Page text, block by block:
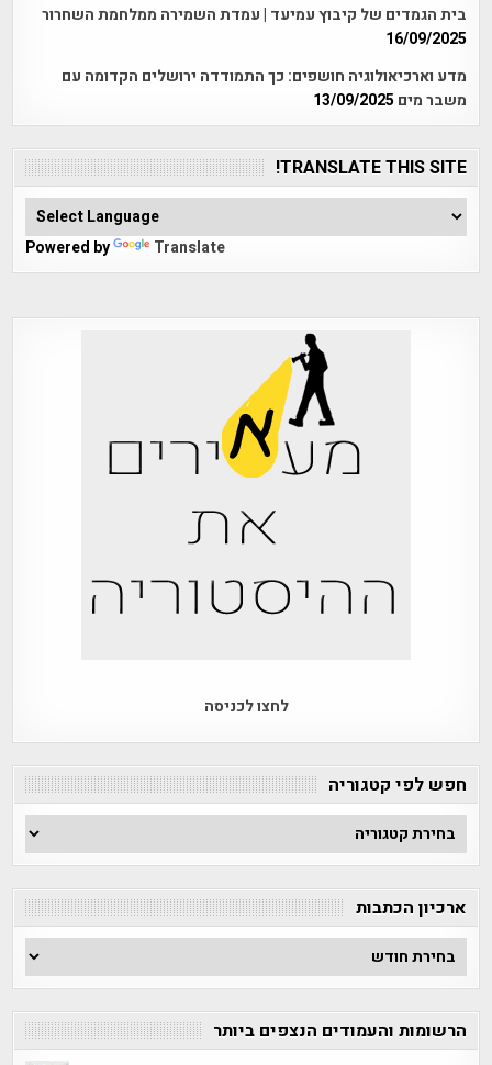
בית הגמדים של קיבוץ עמיעד | עמדת השמירה ממלחמת השחרור
16/09/2025
מדע וארכיאולוגיה חושפים: כך התמודדה ירושלים הקדומה עם
משבר מים 13/09/2025
TRANSLATE THIS SITE!
Powered by Translate
לחצו לכניסה
חפש לפי קטגוריה
חפש
לפי
ארכיון הכתבות
ארכיון
הכתבות
הרשומות והעמודים הנצפים ביותר